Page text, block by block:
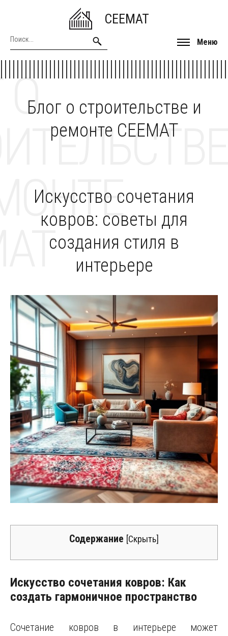
CEEMAT
Меню
Блог о строительстве и
ремонте CEEMAT
О
Искусство сочетания
ковров: советы для
создания стиля в
интерьере
Содержание [Скрыть]
Искусство сочетания ковров: Как
создать гармоничное пространство
Сочетание ковров в интерьере может